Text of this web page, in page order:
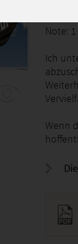
Note: 1
Ich
Wenn